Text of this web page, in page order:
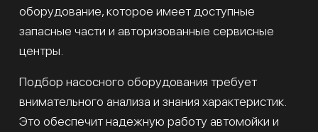
оборудование, которое имеет доступные
запасные части и авторизованные сервисные
центры.
Подбор насосного оборудования требует
внимательного анализа и знания характеристик.
Это обеспечит надежную работу автомойки и